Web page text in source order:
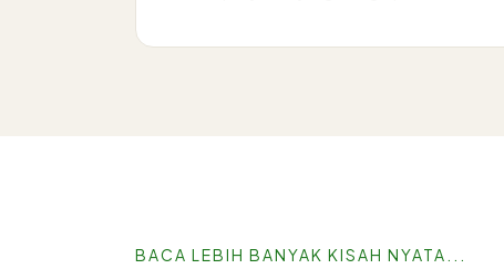
BACA LEBIH BANYAK KISAH NYATA...